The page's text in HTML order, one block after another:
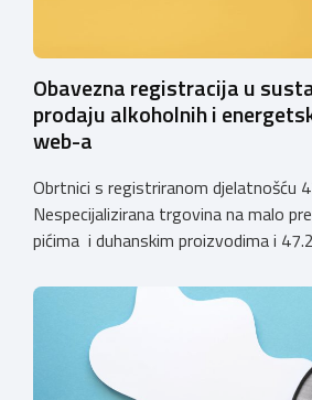
Obavezna registracija u
prodaju alkoholnih i
web-a
Obrtnici s registriranom djelatnošću
Nespecijalizirana trgovina na malo
pićima i duhanskim proizvodima i
koja sadrže alkohol i energetska pića
svoje poslovne procese i osigurati
vjerodostojnu provjeru punoljetnosti
sustava e-Građani ili putem mobilne